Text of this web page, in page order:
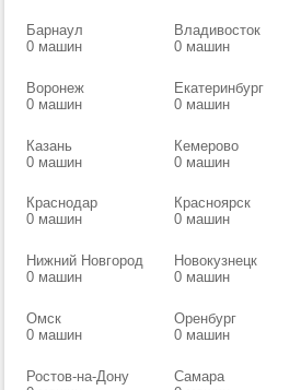
Барнаул
0 машин
Владивосток
0 машин
Воронеж
0 машин
Екатеринбург
0 машин
Казань
0 машин
Кемерово
0 машин
Краснодар
0 машин
Красноярск
0 машин
Нижний Новгород
0 машин
Новокузнецк
0 машин
Омск
0 машин
Оренбург
0 машин
Ростов-на-Дону
Самара